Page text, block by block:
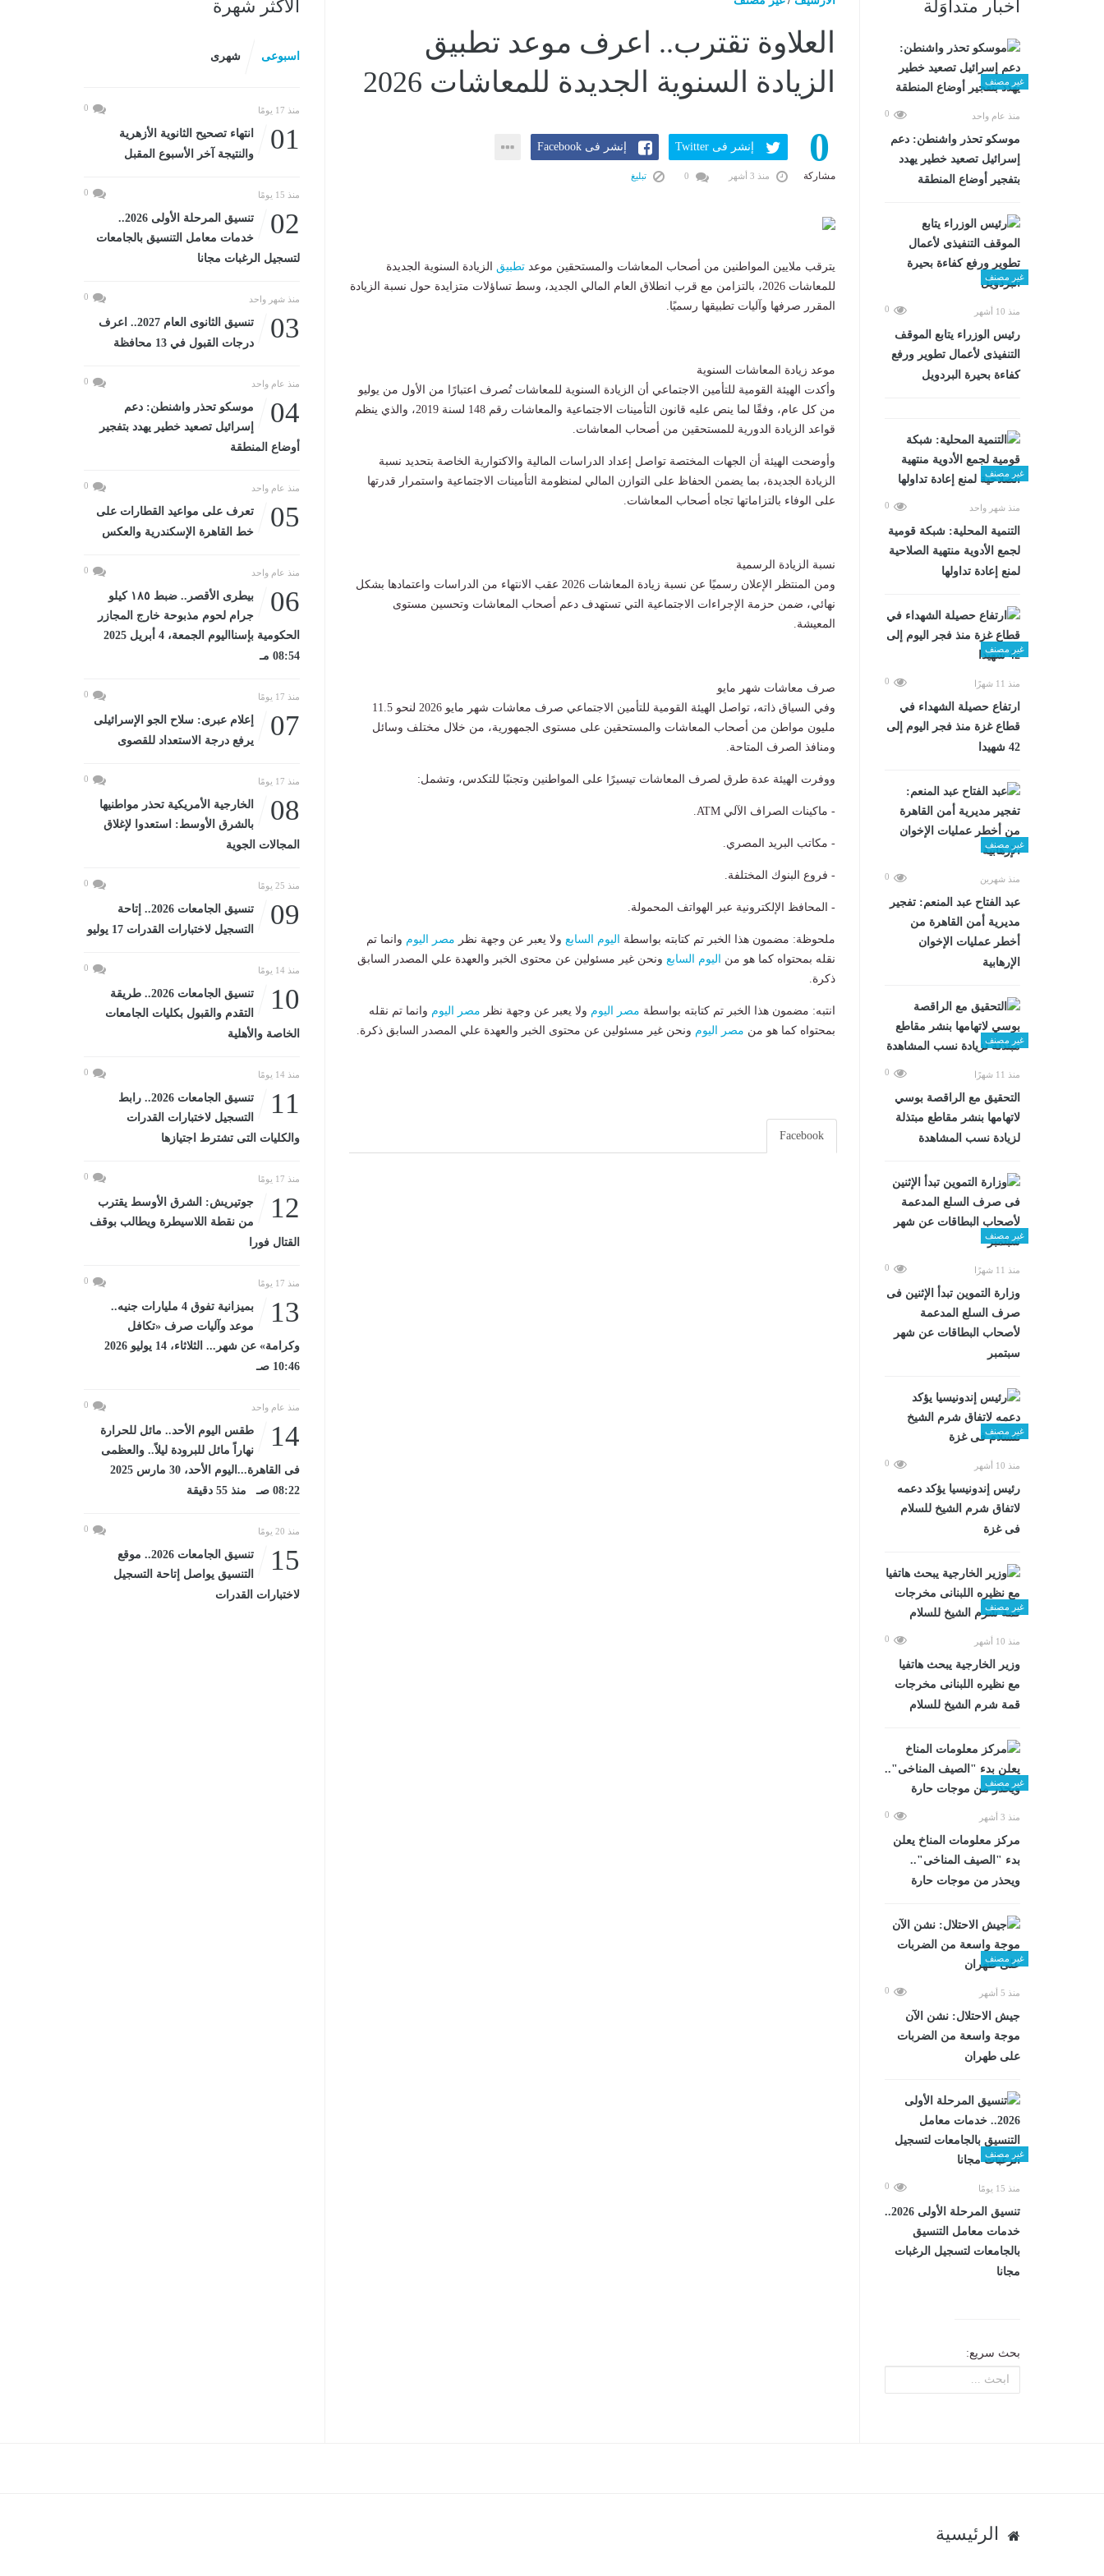
أخبار متداوَلة
غير مصنف
منذ عام واحد 0
موسكو تحذر واشنطن: دعم
إسرائيل تصعيد خطير يهدد
بتفجير أوضاع المنطقة
غير مصنف
منذ 10 أشهر 0
رئيس الوزراء يتابع الموقف
التنفيذى لأعمال تطوير ورفع
كفاءة بحيرة البردويل
غير مصنف
منذ شهر واحد 0
التنمية المحلية: شبكة قومية
لجمع الأدوية منتهية الصلاحية
لمنع إعادة تداولها
غير مصنف
منذ 11 شهرًا 0
ارتفاع حصيلة الشهداء في
قطاع غزة منذ فجر اليوم إلى
42 شهيدا
غير مصنف
منذ شهرين 0
عبد الفتاح عبد المنعم: تفجير
مديرية أمن القاهرة من
أخطر عمليات الإخوان
الإرهابية
غير مصنف
منذ 11 شهرًا 0
التحقيق مع الراقصة بوسي
لاتهامها بنشر مقاطع مبتذلة
لزيادة نسب المشاهدة
غير مصنف
منذ 11 شهرًا 0
وزارة التموين تبدأ الإثنين فى
صرف السلع المدعمة
لأصحاب البطاقات عن شهر
سبتمبر
غير مصنف
منذ 10 أشهر 0
رئيس إندونيسيا يؤكد دعمه
لاتفاق شرم الشيخ للسلام
فى غزة
غير مصنف
منذ 10 أشهر 0
وزير الخارجية يبحث هاتفيا
مع نظيره اللبنانى مخرجات
قمة شرم الشيخ للسلام
غير مصنف
منذ 3 أشهر 0
مركز معلومات المناخ يعلن
بدء "الصيف المناخى"..
ويحذر من موجات حارة
غير مصنف
منذ 5 أشهر 0
جيش الاحتلال: نشن الآن
موجة واسعة من الضربات
على طهران
غير مصنف
منذ 15 يومًا 0
تنسيق المرحلة الأولى 2026..
خدمات معامل التنسيق
بالجامعات لتسجيل الرغبات
مجانا
بحث سريع:
العلاوة تقترب.. اعرف موعد تطبيق
الزيادة السنوية الجديدة للمعاشات 2026
0
مشاركة
إنشر فى Twitter إنشر فى Facebook
منذ 3 أشهر تبليغ
يترقب ملايين المواطنين من أصحاب المعاشات والمستحقين موعد تطبيق الزيادة السنوية الجديدة
للمعاشات 2026، بالتزامن مع قرب انطلاق العام المالي الجديد، وسط تساؤلات متزايدة حول نسبة الزيادة
المقرر صرفها وآليات تطبيقها رسميًا.
موعد زيادة المعاشات السنوية
وأكدت الهيئة القومية للتأمين الاجتماعي أن الزيادة السنوية للمعاشات تُصرف اعتبارًا من الأول من يوليو
من كل عام، وفقًا لما ينص عليه قانون التأمينات الاجتماعية والمعاشات رقم 148 لسنة 2019، والذي ينظم
قواعد الزيادة الدورية للمستحقين من أصحاب المعاشات.
وأوضحت الهيئة أن الجهات المختصة تواصل إعداد الدراسات المالية والاكتوارية الخاصة بتحديد نسبة
الزيادة الجديدة، بما يضمن الحفاظ على التوازن المالي لمنظومة التأمينات الاجتماعية واستمرار قدرتها
على الوفاء بالتزاماتها تجاه أصحاب المعاشات.
نسبة الزيادة الرسمية
ومن المنتظر الإعلان رسميًا عن نسبة زيادة المعاشات 2026 عقب الانتهاء من الدراسات واعتمادها بشكل
نهائي، ضمن حزمة الإجراءات الاجتماعية التي تستهدف دعم أصحاب المعاشات وتحسين مستوى
المعيشة.
صرف معاشات شهر مايو
وفي السياق ذاته، تواصل الهيئة القومية للتأمين الاجتماعي صرف معاشات شهر مايو 2026 لنحو 11.5
مليون مواطن من أصحاب المعاشات والمستحقين على مستوى الجمهورية، من خلال مختلف وسائل
ومنافذ الصرف المتاحة.
ووفرت الهيئة عدة طرق لصرف المعاشات تيسيرًا على المواطنين وتجنبًا للتكدس، وتشمل:
- ماكينات الصراف الآلي ATM.
- مكاتب البريد المصري.
- فروع البنوك المختلفة.
- المحافظ الإلكترونية عبر الهواتف المحمولة.
ملحوظة: مضمون هذا الخبر تم كتابته بواسطة اليوم السابع ولا يعبر عن وجهة نظر مصر اليوم وانما تم
نقله بمحتواه كما هو من
اليوم السابع ونحن غير مسئولين عن محتوى الخبر والعهدة علي المصدر السابق
ذكرة.
انتبه: مضمون هذا الخبر تم كتابته بواسطة مصر اليوم ولا يعبر عن وجهة نظر مصر اليوم وانما تم نقله
بمحتواه كما هو من مصر اليوم ونحن غير مسئولين عن محتوى الخبر والعهدة علي المصدر السابق ذكرة.
Facebook
الأكثر شهرة
اسبوعى شهرى
منذ 17 يومًا 0
01
انتهاء تصحيح الثانوية الأزهرية
والنتيجة آخر الأسبوع المقبل
منذ 15 يومًا 0
02
تنسيق المرحلة الأولى 2026..
خدمات معامل التنسيق بالجامعات
لتسجيل الرغبات مجانا
منذ شهر واحد 0
03
تنسيق الثانوى العام 2027.. اعرف
درجات القبول في 13 محافظة
منذ عام واحد 0
04
موسكو تحذر واشنطن: دعم
إسرائيل تصعيد خطير يهدد بتفجير
أوضاع المنطقة
منذ عام واحد 0
05
تعرف على مواعيد القطارات على
خط القاهرة الإسكندرية والعكس
منذ عام واحد 0
06
بيطرى الأقصر.. ضبط ١٨٥ كيلو
جرام لحوم مذبوحة خارج المجازر
الحكومية بإسنااليوم الجمعة، 4 أبريل 2025
08:54 مـ
منذ 17 يومًا 0
07
إعلام عبرى: سلاح الجو الإسرائيلى
يرفع درجة الاستعداد للقصوى
منذ 17 يومًا 0
08
الخارجية الأمريكية تحذر مواطنيها
بالشرق الأوسط: استعدوا لإغلاق
المجالات الجوية
منذ 25 يومًا 0
09
تنسيق الجامعات 2026.. إتاحة
التسجيل لاختبارات القدرات 17 يوليو
منذ 14 يومًا 0
10
تنسيق الجامعات 2026.. طريقة
التقدم والقبول بكليات الجامعات
الخاصة والأهلية
منذ 14 يومًا 0
11
تنسيق الجامعات 2026.. رابط
التسجيل لاختبارات القدرات
والكليات التى تشترط اجتيازها
منذ 17 يومًا 0
12
جوتيريش: الشرق الأوسط يقترب
من نقطة اللاسيطرة ويطالب بوقف
القتال فورا
منذ 17 يومًا 0
13
بميزانية تفوق 4 مليارات جنيه..
موعد وآليات صرف «تكافل
وكرامة» عن شهر... الثلاثاء، 14 يوليو 2026
10:46 صـ
منذ عام واحد 0
14
طقس اليوم الأحد.. مائل للحرارة
نهاراً مائل للبرودة ليلاً.. والعظمى
فى القاهرة...اليوم الأحد، 30 مارس 2025
08:22 صـ منذ 55 دقيقة
منذ 20 يومًا 0
15
تنسيق الجامعات 2026.. موقع
التنسيق يواصل إتاحة التسجيل
لاختبارات القدرات
الرئيسية